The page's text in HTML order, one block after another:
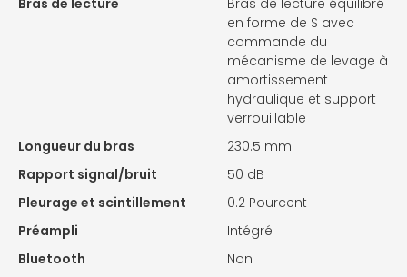
Bras de lecture
Bras de lecture équilibré
en forme de S avec
commande du
mécanisme de levage à
amortissement
hydraulique et support
verrouillable
Longueur du bras
230.5 mm
Rapport signal/bruit
50 dB
Pleurage et scintillement
0.2 Pourcent
Préampli
Intégré
Bluetooth
Non